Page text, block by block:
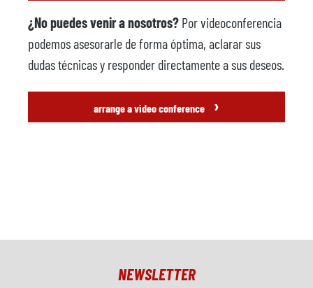
¿No puedes venir a nosotros? Por videoconferencia
podemos asesorarle de forma óptima, aclarar sus
dudas técnicas y responder directamente a sus deseos.
arrange a video conference ›
NEWSLETTER